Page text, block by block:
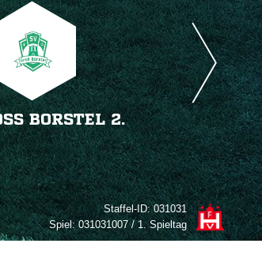
BORSTEL 2.
Staffel-ID:031031
Spiel:031031007 / 1. Spieltag